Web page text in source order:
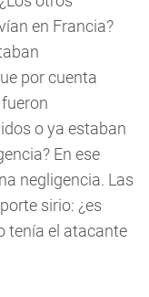
en Francia?
por cuenta
o ya estaban
En ese
negligencia. Las
sirio: ¿es
tenía el atacante